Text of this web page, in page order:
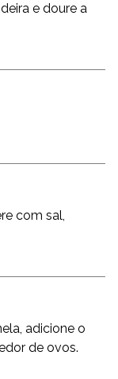
e doure a
com sal,
adicione o
de ovos.